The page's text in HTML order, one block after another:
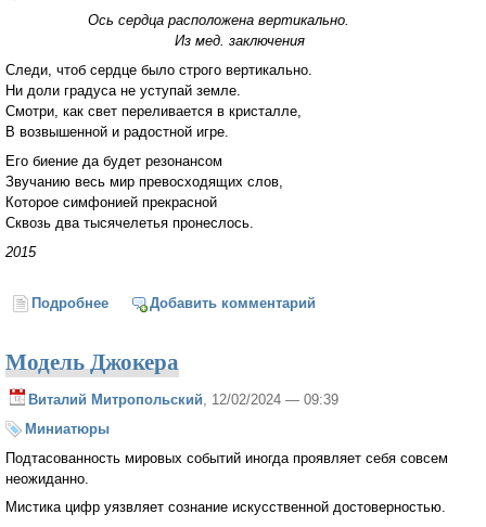
Ось сердца расположена вертикально.
Из мед. заключения
Следи, чтоб сердце было строго вертикально.
Ни доли градуса не уступай земле.
Смотри, как свет переливается в кристалле,
В возвышенной и радостной игре.
Его биение да будет резонансом
Звучанию весь мир превосходящих слов,
Которое симфонией прекрасной
Сквозь два тысячелетья пронеслось.
2015
Подробнее о Кардиостих
Добавить комментарий
Модель Джокера
Виталий Митропольский, 12/02/2024 — 09:39
Миниатюры
Подтасованность мировых событий иногда проявляет себя совсем
неожиданно.
Мистика цифр уязвляет сознание искусственной достоверностью.